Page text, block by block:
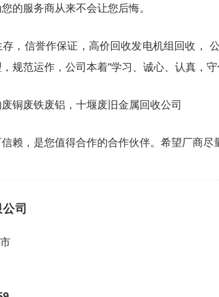
的服务商从来不会让您后悔。
，信誉作保证，高价回收发电机组回收，
规范运作，公司本着“学习、诚心、认真，
铜废铁废铝，十堰废旧金属回收公司
赖，是您值得合作的合作伙伴。希望厂商
司